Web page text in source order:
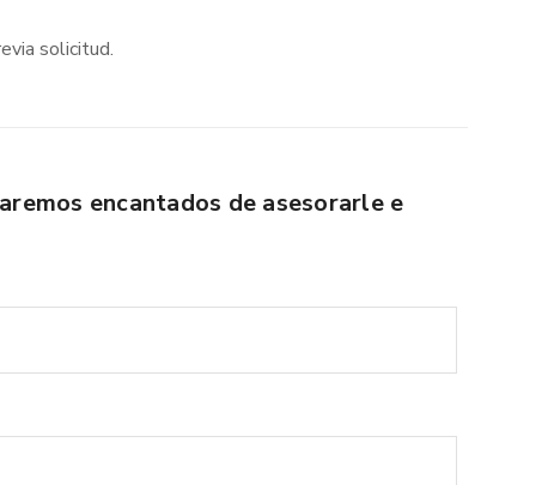
solicitud.
encantados de asesorarle e